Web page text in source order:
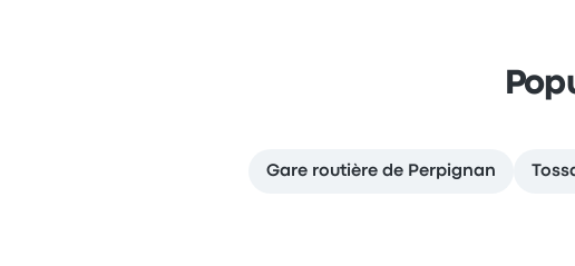
Gare routière de Perpignan